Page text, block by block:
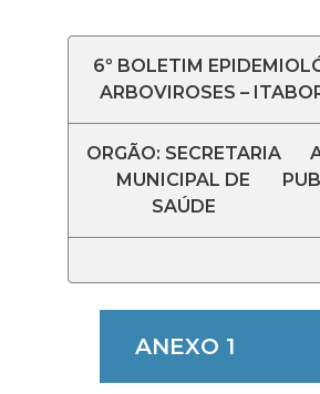
6º BOLETIM
ARBOVIROSES –
ORGÃO: SECRETARIA
MUNICIPAL DE
SAÚDE
ANEXO 1